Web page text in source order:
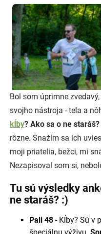
Bol som úprimne
svojho nástroja - tela a
kĺby? Ako sa o ne
rôzne. Snažím sa ich
moji priatelia, bežci, mi
Nezapisoval som si,
Tu sú výsledky
ne staráš? :)
Pali 48 - Kĺby? Sú v